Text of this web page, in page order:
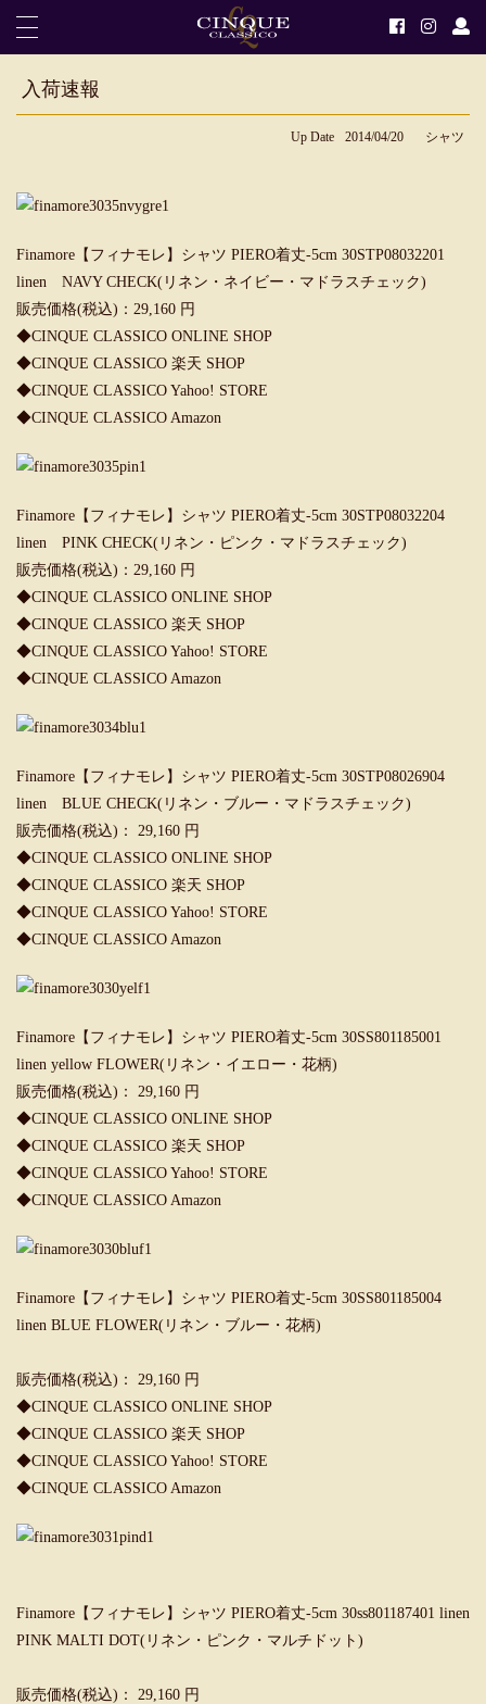
入荷速報
Up Date 2014/04/20 シャツ
Finamore【フィナモレ】シャツ PIERO着丈-5cm 30STP08032201
linen NAVY CHECK(リネン・ネイビー・マドラスチェック)
販売価格(税込)：29,160 円
◆CINQUE CLASSICO ONLINE SHOP
◆CINQUE CLASSICO 楽天 SHOP
◆CINQUE CLASSICO Yahoo! STORE
◆CINQUE CLASSICO Amazon
Finamore【フィナモレ】シャツ PIERO着丈-5cm 30STP08032204
linen PINK CHECK(リネン・ピンク・マドラスチェック)
販売価格(税込)：29,160 円
◆CINQUE CLASSICO ONLINE SHOP
◆CINQUE CLASSICO 楽天 SHOP
◆CINQUE CLASSICO Yahoo! STORE
◆CINQUE CLASSICO Amazon
Finamore【フィナモレ】シャツ PIERO着丈-5cm 30STP08026904
linen BLUE CHECK(リネン・ブルー・マドラスチェック)
販売価格(税込)： 29,160 円
◆CINQUE CLASSICO ONLINE SHOP
◆CINQUE CLASSICO 楽天 SHOP
◆CINQUE CLASSICO Yahoo! STORE
◆CINQUE CLASSICO Amazon
Finamore【フィナモレ】シャツ PIERO着丈-5cm 30SS801185001
linen yellow FLOWER(リネン・イエロー・花柄)
販売価格(税込)： 29,160 円
◆CINQUE CLASSICO ONLINE SHOP
◆CINQUE CLASSICO 楽天 SHOP
◆CINQUE CLASSICO Yahoo! STORE
◆CINQUE CLASSICO Amazon
Finamore【フィナモレ】シャツ PIERO着丈-5cm 30SS801185004
linen BLUE FLOWER(リネン・ブルー・花柄)
販売価格(税込)： 29,160 円
◆CINQUE CLASSICO ONLINE SHOP
◆CINQUE CLASSICO 楽天 SHOP
◆CINQUE CLASSICO Yahoo! STORE
◆CINQUE CLASSICO Amazon
Finamore【フィナモレ】シャツ PIERO着丈-5cm 30ss801187401 linen
PINK MALTI DOT(リネン・ピンク・マルチドット)
販売価格(税込)： 29,160 円